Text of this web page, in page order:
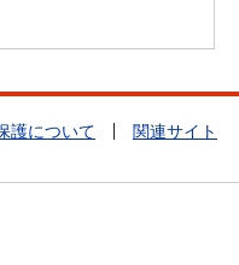
護について 関連サイト